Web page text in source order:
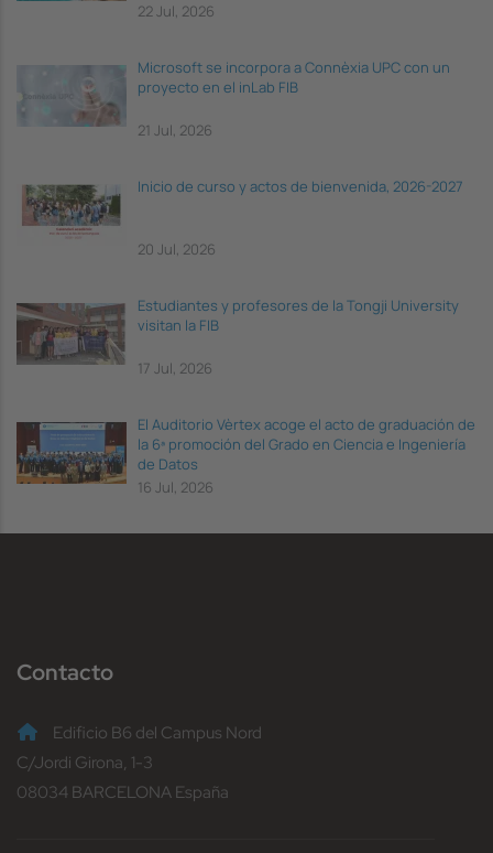
22 Jul, 2026
Microsoft se incorpora a Connèxia UPC con un
proyecto en el inLab FIB
21 Jul, 2026
Inicio de curso y actos de bienvenida, 2026-2027
20 Jul, 2026
Estudiantes y profesores de la Tongji University
visitan la FIB
17 Jul, 2026
El Auditorio Vèrtex acoge el acto de graduación de
la 6ª promoción del Grado en Ciencia e Ingeniería
de Datos
16 Jul, 2026
Contacto
Edificio B6 del Campus Nord
C/Jordi Girona, 1-3
08034 BARCELONA España